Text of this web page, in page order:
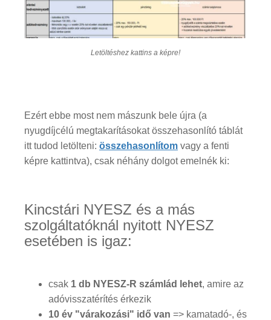
Letöltéshez kattins a képre!
Ezért ebbe most nem mászunk bele újra (a
nyugdíjcélú megtakarításokat összehasonlító táblát
itt tudod letölteni: összehasonlítom vagy a fenti
képre kattintva), csak néhány dolgot emelnék ki:
Kincstári NYESZ és a más
szolgáltatóknál nyitott NYESZ
esetében is igaz:
csak 1 db NYESZ-R számlád lehet, amire az
adóvisszatérítés érkezik
10 év "várakozási" idő van => kamatadó-, és